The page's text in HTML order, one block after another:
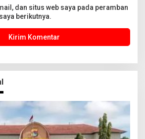
dan situs web saya pada peramban
berikutnya.